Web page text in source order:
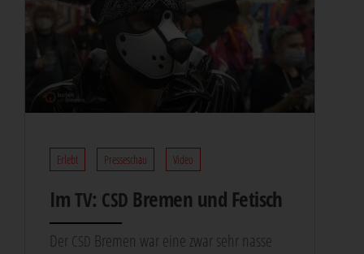
Erlebt Presseschau Video
ImTV: CSD Bre­men und Fetisch
Der CSD Bre­men war eine zwar sehr nas­se